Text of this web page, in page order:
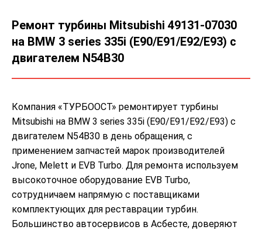
Ремонт турбины Mitsubishi 49131-07030
на BMW 3 series 335i (E90/E91/E92/E93) с
двигателем N54B30
Компания «ТУРБООСТ» ремонтирует турбины
Mitsubishi на BMW 3 series 335i (E90/E91/E92/E93) с
двигателем N54B30 в день обращения, с
применением запчастей марок производителей
Jrone, Melett и EVB Turbo. Для ремонта используем
высокоточное оборудование EVB Turbo,
сотрудничаем напрямую с поставщиками
комплектующих для реставрации турбин.
Большинство автосервисов в Асбесте, доверяют